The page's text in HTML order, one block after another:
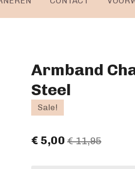
Armband
Steel
Sale!
€ 5,00 € 11,95